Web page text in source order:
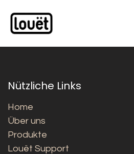
Nützliche Links
Home
Über uns
Produkte
Louët Support